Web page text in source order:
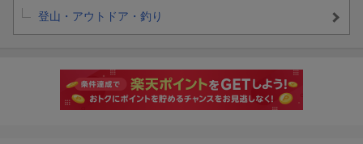
登山・アウトドア・釣り